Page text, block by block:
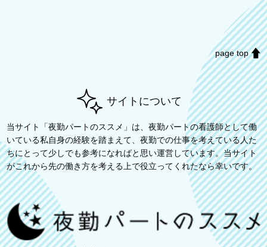
page top
サイトについて
当サイト「夜勤パートのススメ」は、夜勤パートの看護師として働
いている私自身の経験を踏まえて、夜勤での仕事を考えている人た
ちにとって少しでも参考になればと思い運営しています。当サイト
がこれから先の働き方を考える上で役立ってくれたなら幸いです。